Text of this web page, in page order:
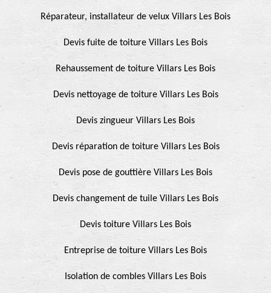
Réparateur, installateur de velux Villars Les Bois
Devis fuite de toiture Villars Les Bois
Rehaussement de toiture Villars Les Bois
Devis nettoyage de toiture Villars Les Bois
Devis zingueur Villars Les Bois
Devis réparation de toiture Villars Les Bois
Devis pose de gouttière Villars Les Bois
Devis changement de tuile Villars Les Bois
Devis toiture Villars Les Bois
Entreprise de toiture Villars Les Bois
Isolation de combles Villars Les Bois